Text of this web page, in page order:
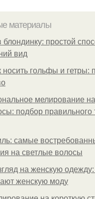
материалы
блондинку: простой
вид
носить гольфы и гетры:
мелирование
подбор правильного
самые
на светлые волосы
на женскую
женскую моду